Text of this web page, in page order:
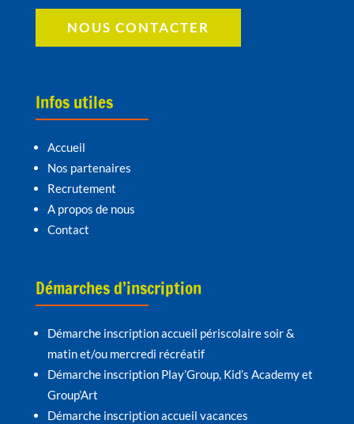
NOUS CONTACTER
Infos utiles
Accueil
Nos partenaires
Recrutement
A propos de nous
Contact
Démarches d’inscription
Démarche inscription accueil périscolaire soir &
matin et/ou mercredi récréatif
Démarche inscription Play’Group, Kid’s Academy et
Group’Art
Démarche inscription accueil vacances